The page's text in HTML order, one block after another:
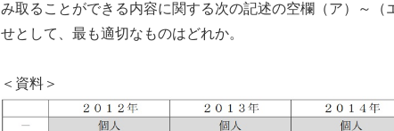
み取ることができる内容に関する次の記述の空欄（ア）～（
せとして、最も適切なものはどれか。
＜資料＞